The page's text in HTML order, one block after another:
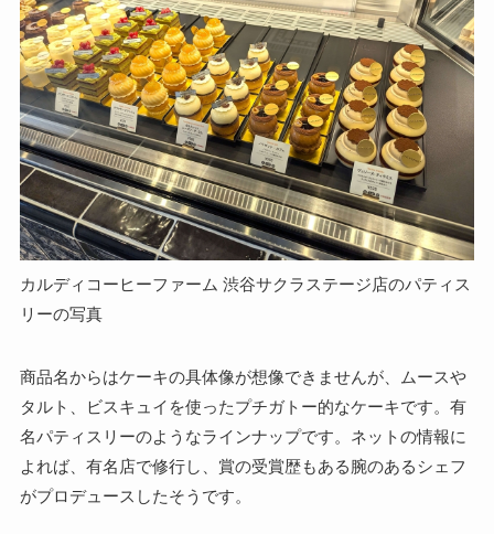
カルディコーヒーファーム 渋谷サクラステージ店のパティス
リーの写真
商品名からはケーキの具体像が想像できませんが、ムースや
タルト、ビスキュイを使ったプチガトー的なケーキです。有
名パティスリーのようなラインナップです。ネットの情報に
よれば、有名店で修行し、賞の受賞歴もある腕のあるシェフ
がプロデュースしたそうです。